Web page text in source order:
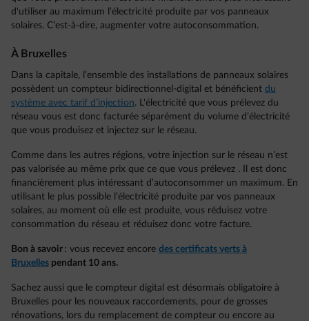
d'utiliser au maximum l’électricité produite par vos panneaux
solaires. C’est-à-dire, augmenter votre autoconsommation.
À Bruxelles
Dans la capitale, l’ensemble des installations de panneaux solaires
possèdent un compteur bidirectionnel-digital et bénéficient du
système avec tarif d’injection. L'électricité que vous prélevez du
réseau vous est donc facturée séparément du volume d’électricité
que vous produisez et injectez sur le réseau.
Comme dans les autres régions, votre injection sur le réseau n’est
pas valorisée au même prix que ce que vous prélevez . Il est donc
financièrement plus intéressant d’autoconsommer un maximum. En
utilisant le plus possible l’électricité produite par vos panneaux
solaires, au moment où elle est produite, vous réduisez votre
consommation du réseau et réduisez donc votre facture.
Bon à savoir : vous recevez encore des certificats verts à
Bruxelles pendant 10 ans.
Sachez aussi que le compteur digital est désormais obligatoire à
Bruxelles pour les nouveaux raccordements, pour de grosses
rénovations, lors du remplacement de compteur ou encore au